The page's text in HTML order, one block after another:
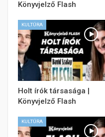
Könyvjelző Flash
KULTÚRA
Holt írók társasága |
Könyvjelző Flash
KULTÚRA